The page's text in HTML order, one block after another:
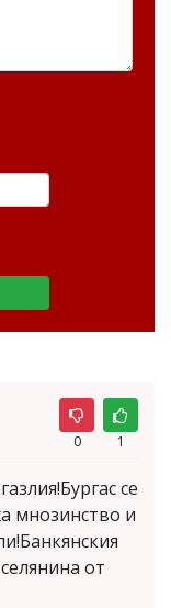
0 1
се
мнозинство и
от